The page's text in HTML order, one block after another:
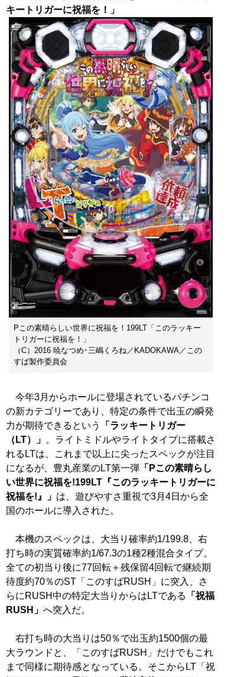
キートリガーに祝福を！」
Pこの素晴らしい世界に祝福を！199LT「このラッキー
トリガーに祝福を！」
（C）2016 暁なつめ･三嶋くろね／KADOKAWA／この
すば製作委員会
今年3月からホールに登場されているパチンコ
の新カテゴリーであり、特定の条件で出玉の瞬発
力が期待できるという
「ラッキートリガー
（LT）」 。ライトミドルやライトタイプに搭載さ
れるLTは、これまで以上に尖ったスペックが注目
になるが、豊丸産業のLT第一弾 「Pこの素晴らし
い世界に祝福を!199LT『このラッキートリガーに
祝福を!』」 は、遊びやすさ重視で3月4日から全
国のホールに導入された。
本機のスペックは、大当り確率約1/199.8、右
打ち時の実質確率約1/67.3の1種2種混合タイプ。
全ての初当り後に77回転＋残保留4回転で継続期
待度約70％のST「このすばRUSH」に突入、さ
らにRUSH中の特定大当りからはLTである
「祝福
RUSH」 へ突入だ。
右打ち時の大当りは50％で出玉約1500個の最
大ラウンドと、「このすばRUSH」だけでもこれ
まで同様に期待感となっている。そこからLT「祝